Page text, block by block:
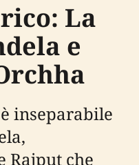
La
e
inseparabile
Rajput che